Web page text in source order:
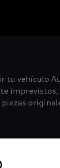
vehículo